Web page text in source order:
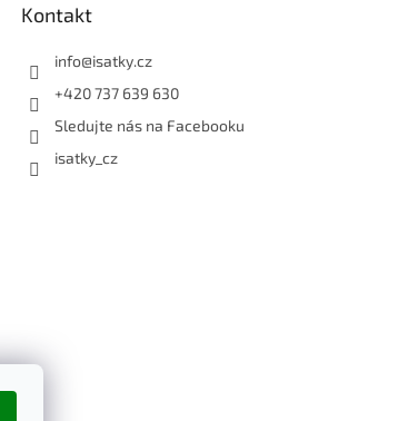
Kontakt
info@isatky.cz
+420 737 639 630
Sledujte nás na Facebooku
isatky_cz